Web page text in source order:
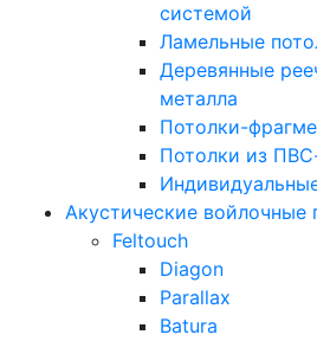
системой
Ламельные
Деревянные
металла
Потолки-
Потолки из
Акустические войлочные
Feltouch
Diagon
Parallax
Batura